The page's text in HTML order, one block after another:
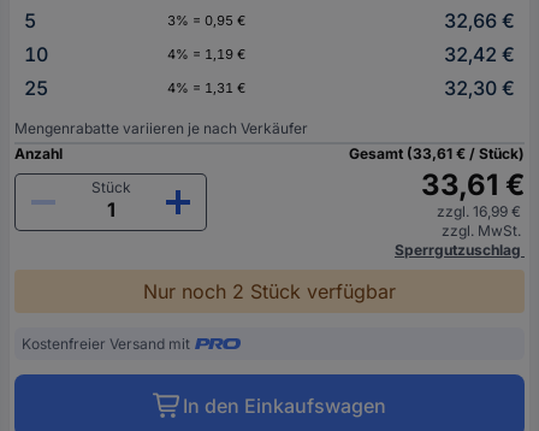
5
3% = 0,95 €
32,66 €
10
4% = 1,19 €
32,42 €
25
4% = 1,31 € 32,30 €
Mengenrabatte variieren je nach Verkäufer
Anzahl
Stück
Gesamt (33,61 € / Stück)
33,61 €
zzgl. 16,99 €
zzgl. MwSt.
Sperrgutzuschlag
Nur noch 2 Stück verfügbar
Kostenfreier Versand mit
In den Einkaufswagen